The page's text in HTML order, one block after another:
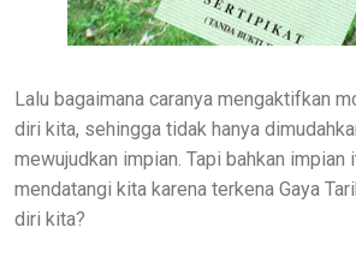
Lalu bagaimana caranya mengaktifkan
diri kita, sehingga tidak hanya
mewujudkan impian. Tapi bahkan impian
mendatangi kita karena terkena Gaya
diri kita?